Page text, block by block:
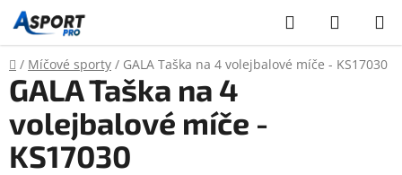
Přejít
na
obsah
Hledat
KOŠÍK
Domů
/ Míčové sporty / GALA Taška na 4 volejbalové míče - KS17030
GALA Taška na 4
volejbalové míče -
KS17030